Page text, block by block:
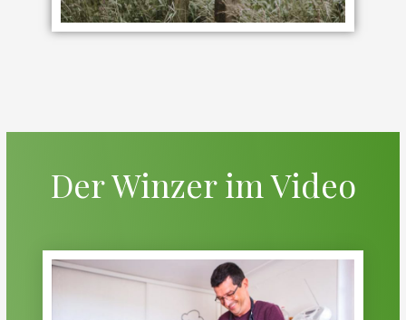
Der Winzer im Video